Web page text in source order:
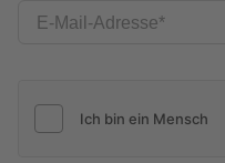
E-Mail-Adresse